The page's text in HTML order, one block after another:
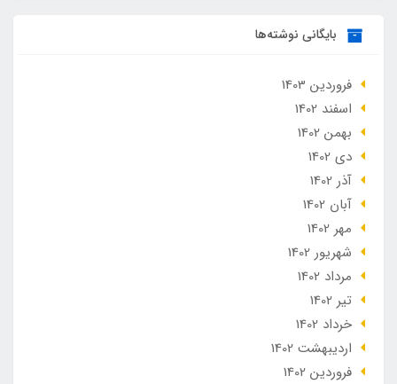
بایگانی نوشته‌ها
فروردین 1403
اسفند 1402
بهمن 1402
دی 1402
آذر 1402
آبان 1402
مهر 1402
شهریور 1402
مرداد 1402
تير 1402
خرداد 1402
ارديبهشت 1402
فروردین 1402